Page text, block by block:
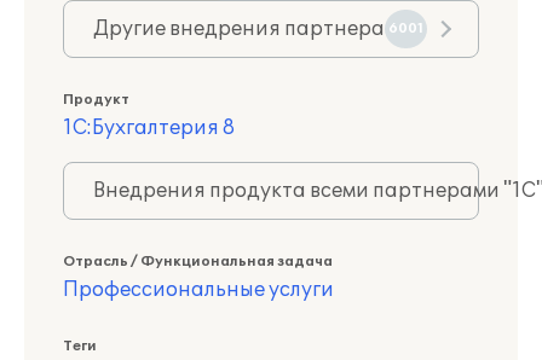
Другие внедрения партнера 6001
Продукт
1С:Бухгалтерия 8
Внедрения продукта всеми партнерами
Отрасль / Функциональная задача
Профессиональные услуги
Теги